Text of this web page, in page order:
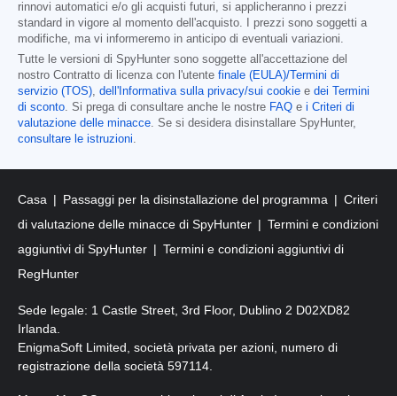
rinnovi automatici e/o gli acquisti futuri, si applicheranno i prezzi
standard in vigore al momento dell'acquisto. I prezzi sono soggetti a
modifiche, ma vi informeremo in anticipo di eventuali variazioni.
Tutte le versioni di SpyHunter sono soggette all'accettazione del
nostro Contratto di licenza con l'utente finale (EULA)/Termini di
servizio (TOS), dell'Informativa sulla privacy/sui cookie e dei Termini
di sconto. Si prega di consultare anche le nostre FAQ e i Criteri di
valutazione delle minacce. Se si desidera disinstallare SpyHunter,
consultare le istruzioni.
Casa Passaggi per la disinstallazione del programma
Criteri
di valutazione delle minacce di SpyHunter
Termini e condizioni
aggiuntivi di SpyHunter
Termini e condizioni aggiuntivi di
RegHunter
Sede legale: 1 Castle Street, 3rd Floor, Dublino 2 D02XD82
Irlanda.
EnigmaSoft Limited, società privata per azioni, numero di
registrazione della società 597114.